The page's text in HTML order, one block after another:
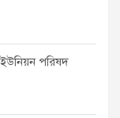
ইউনিয়ন পরিষদ